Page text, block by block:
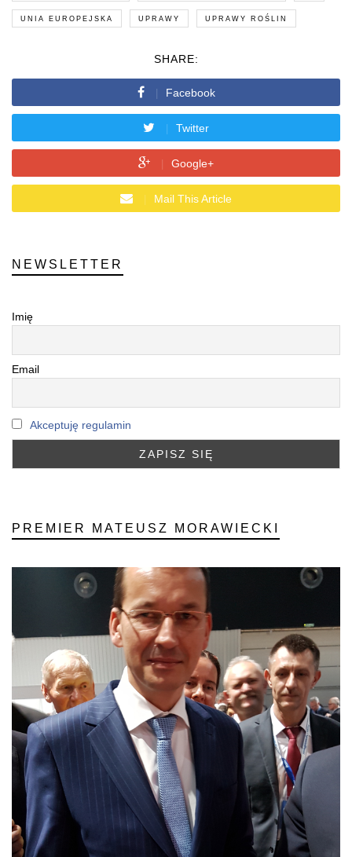
UNIA EUROPEJSKA UPRAWY UPRAWY ROŚLIN
SHARE:
Facebook
Twitter
Google+
Mail This Article
NEWSLETTER
Imię
Email
Akceptuję regulamin
PREMIER MATEUSZ MORAWIECKI